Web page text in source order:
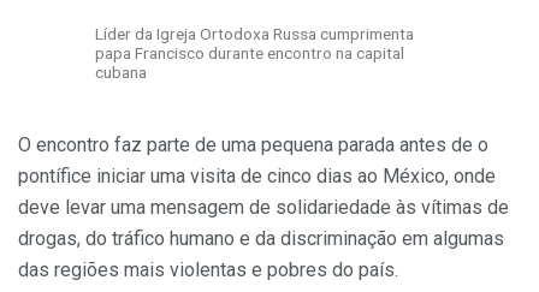
Líder da Igreja Ortodoxa Russa cumprimenta
papa Francisco durante encontro na capital
cubana
O encontro faz parte de uma pequena parada antes de o
pontífice iniciar uma visita de cinco dias ao México, onde
deve levar uma mensagem de solidariedade às vítimas de
drogas, do tráfico humano e da discriminação em algumas
das regiões mais violentas e pobres do país.